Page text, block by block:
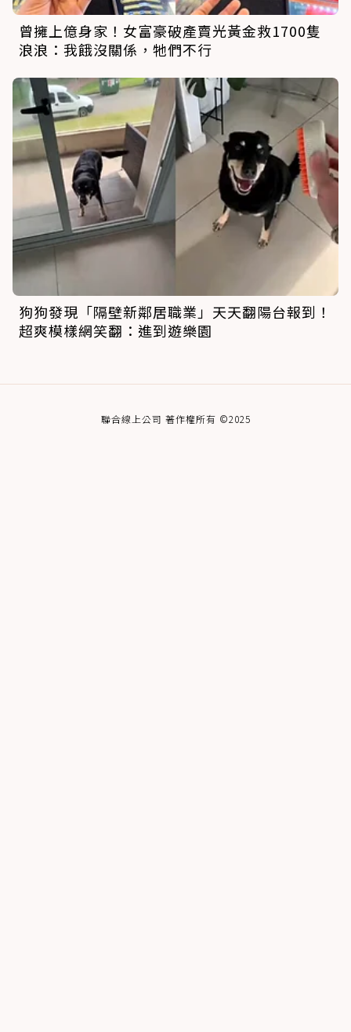
曾擁上億身家！女富豪破產賣光黃金救1700隻
浪浪：我餓沒關係，牠們不行
狗狗發現「隔壁新鄰居職業」天天翻陽台報到！
超爽模樣網笑翻：進到遊樂園
聯合線上公司 著作權所有 ©2025